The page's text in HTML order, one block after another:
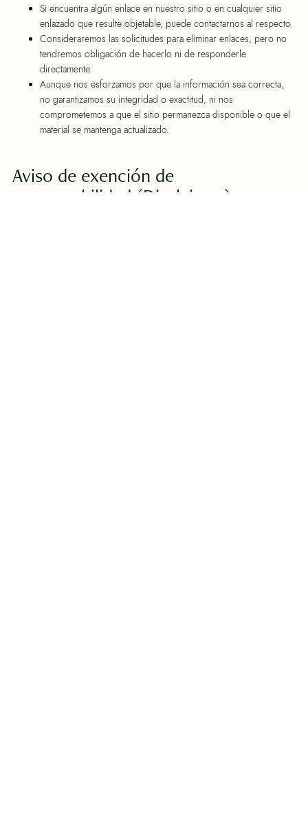
Si encuentra algún enlace en nuestro sitio o en cualquier sitio
enlazado que resulte objetable, puede contactarnos al respecto.
Consideraremos las solicitudes para eliminar enlaces, pero no
tendremos obligación de hacerlo ni de responderle
directamente.
Aunque nos esforzamos por que la información sea correcta,
no garantizamos su integridad o exactitud, ni nos
comprometemos a que el sitio permanezca disponible o que el
material se mantenga actualizado.
Aviso de exención de
responsabilidad (Disclaimer)